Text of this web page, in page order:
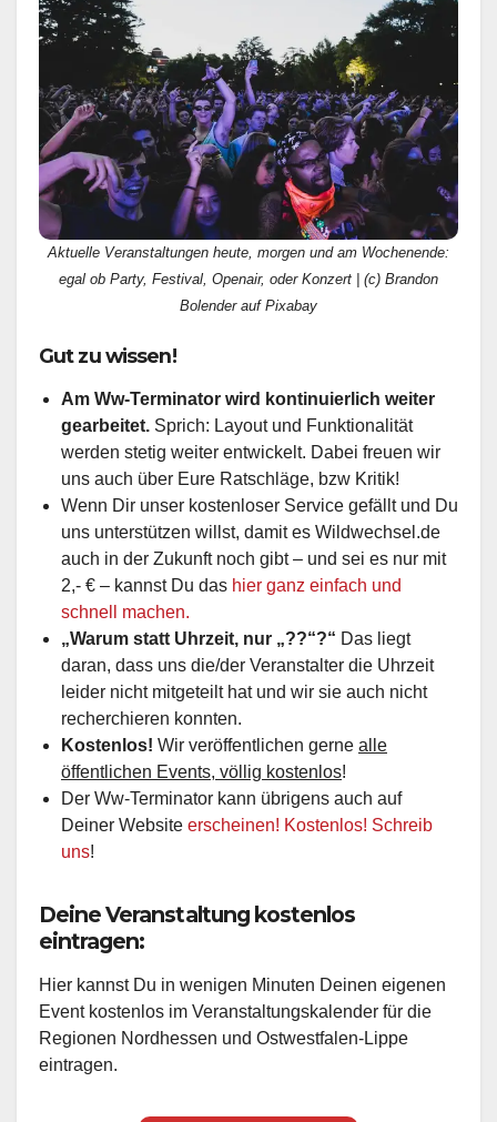
Aktuelle Veranstaltungen heute, morgen und am Wochenende:
egal ob Party, Festival, Openair, oder Konzert | (c) Brandon
Bolender auf Pixabay
Gut zu wissen!
Am Ww-Terminator wird kontinuierlich weiter
gearbeitet. Sprich: Layout und Funktionalität
werden stetig weiter entwickelt. Dabei freuen wir
uns auch über Eure Ratschläge, bzw Kritik!
Wenn Dir unser kostenloser Service gefällt und Du
uns unterstützen willst, damit es Wildwechsel.de
auch in der Zukunft noch gibt – und sei es nur mit
2,- € – kannst Du das hier ganz einfach und
schnell machen.
„Warum statt Uhrzeit, nur „??“?“ Das liegt
daran, dass uns die/der Veranstalter die Uhrzeit
leider nicht mitgeteilt hat und wir sie auch nicht
recherchieren konnten.
Kostenlos! Wir veröffentlichen gerne alle
öffentlichen Events, völlig kostenlos!
Der Ww-Terminator kann übrigens auch auf
Deiner Website erscheinen! Kostenlos! Schreib
uns!
Deine Veranstaltung kostenlos
eintragen:
Hier kannst Du in wenigen Minuten Deinen eigenen
Event kostenlos im Veranstaltungskalender für die
Regionen Nordhessen und Ostwestfalen-Lippe
eintragen.